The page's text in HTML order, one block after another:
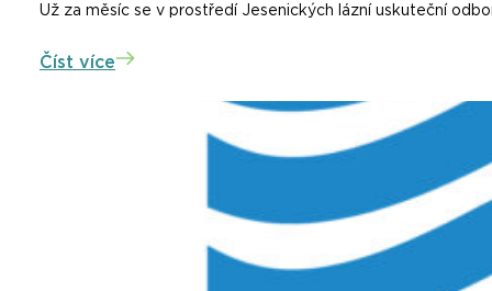
Už za měsíc se v prostředí Jesenických lázní uskuteční
Číst více